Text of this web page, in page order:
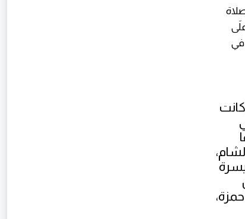
في